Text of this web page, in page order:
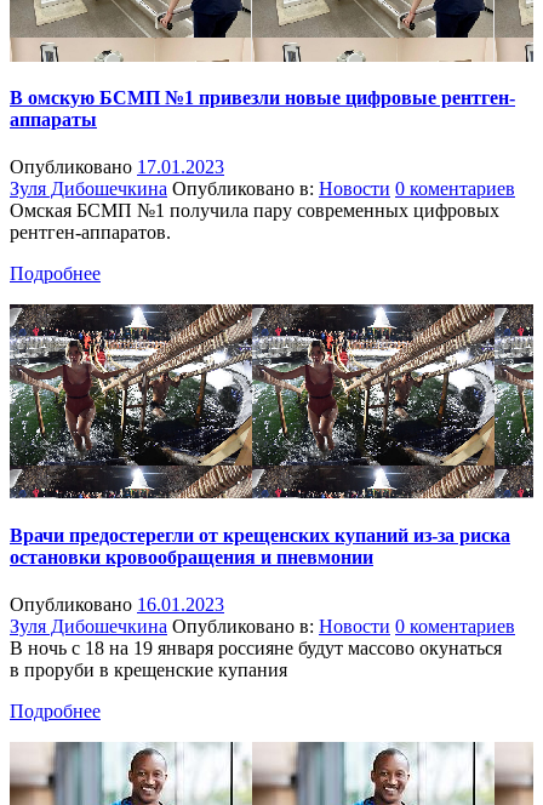
В омскую БСМП №1 привезли новые цифровые рентген-
аппараты
Опубликовано 17.01.2023
Зуля Дибошечкина Опубликовано в: Новости 0 коментариев
Омская БСМП №1 получила пару современных цифровых
рентген-аппаратов.
Подробнее
Врачи предостерегли от крещенских купаний из-за риска
остановки кровообращения и пневмонии
Опубликовано 16.01.2023
Зуля Дибошечкина Опубликовано в: Новости 0 коментариев
В ночь с 18 на 19 января россияне будут массово окунаться
в проруби в крещенские купания
Подробнее